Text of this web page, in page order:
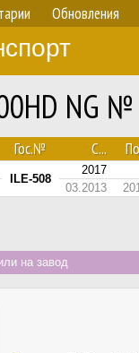
Обновления
NG
Гос.№ С...
ILE-508
2017
03.2013
на завод